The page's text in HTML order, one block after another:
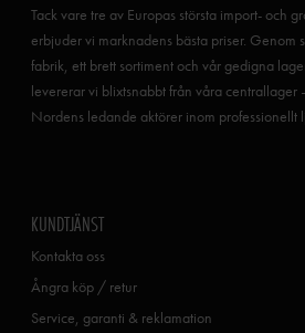
Tack vare tre av Europas största import- och
erbjuder vi marknadens bästa priser. Genom
fabrik, ett brett sortiment och vår gedigna
levererar vi blixtsnabbt från våra centrallager
Nordens ledande aktörer inom professionellt
KUNDTJÄNST
Kontakta oss
Ångra köp / retur
Service, garanti & reklamation